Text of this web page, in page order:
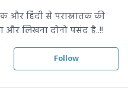
और हिंदी से परास्नातक की
और लिखना दोनो पसंद है..!!
Follow